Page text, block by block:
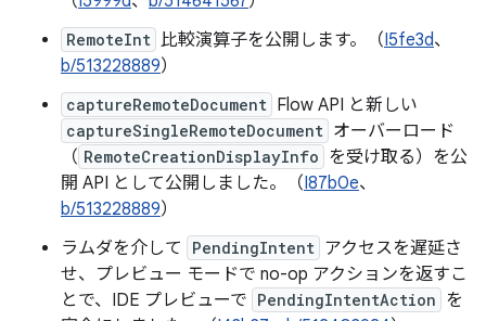
RemoteInt 比較演算子を公開します。（I5fe3d、
b/513228889）
captureRemoteDocument Flow API と新しい
captureSingleRemoteDocument オーバーロード
（ RemoteCreationDisplayInfo を受け取る）を公
開 API として公開しました。（I87b0e、
b/513228889）
ラムダを介して
PendingIntent アクセスを遅延さ
せ、プレビュー モードで no-op アクションを返すこ
とで、IDE プレビューで PendingIntentAction を